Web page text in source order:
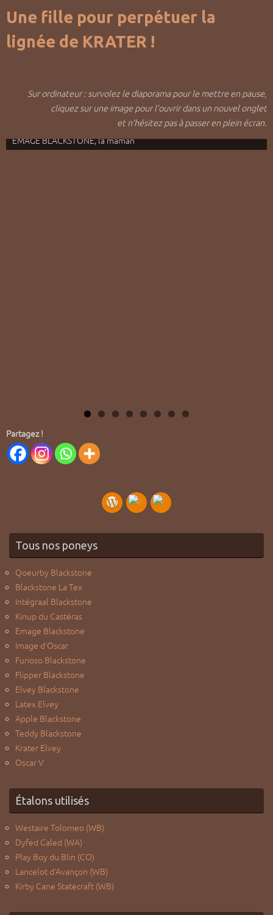
Une fille pour perpétuer la
lignée de KRATER !
Sur ordinateur : survolez le diaporama pour le mettre en pause,
cliquez sur une image pour l’ouvrir dans un nouvel onglet
et n’hésitez pas à passer en plein écran.
EMAGE BLACKSTONE, la maman
Partagez !
Tous nos poneys
Qoeurby Blackstone
Blackstone La Tex
Intégraal Blackstone
Kinup du Castéras
Emage Blackstone
Image d’Oscar
Furioso Blackstone
Flipper Blackstone
Elvey Blackstone
Latex Elvey
Apple Blackstone
Teddy Blackstone
Krater Elvey
Oscar V
Étalons utilisés
Westaire Tolomeo (WB)
Dyfed Caled (WA)
Play Boy du Blin (CO)
Lancelot d’Avançon (WB)
Kirby Cane Statecraft (WB)